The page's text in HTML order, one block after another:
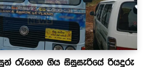
රැගෙන ගිය සිසුසැරියේ රියදුරු